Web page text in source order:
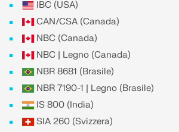
IBC (USA)
CAN/CSA (Canada)
NBC (Canada)
NBC | Legno (Canada)
NBR 8681 (Brasile)
NBR 7190-1 | Legno (Brasile)
IS 800 (India)
SIA 260 (Svizzera)